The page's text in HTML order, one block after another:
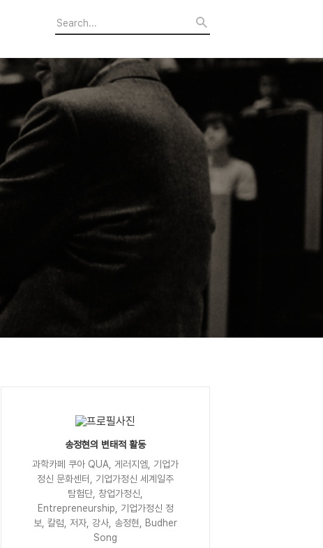
송정현의 변태적 활동
과학카페 쿠아 QUA, 게러지엠, 기업가
정신 문화센터, 기업가정신 세계일주
탐험단, 창업가정신,
Entrepreneurship, 기업가정신 정
보, 칼럼, 저자, 강사, 송정현, Budher
Song